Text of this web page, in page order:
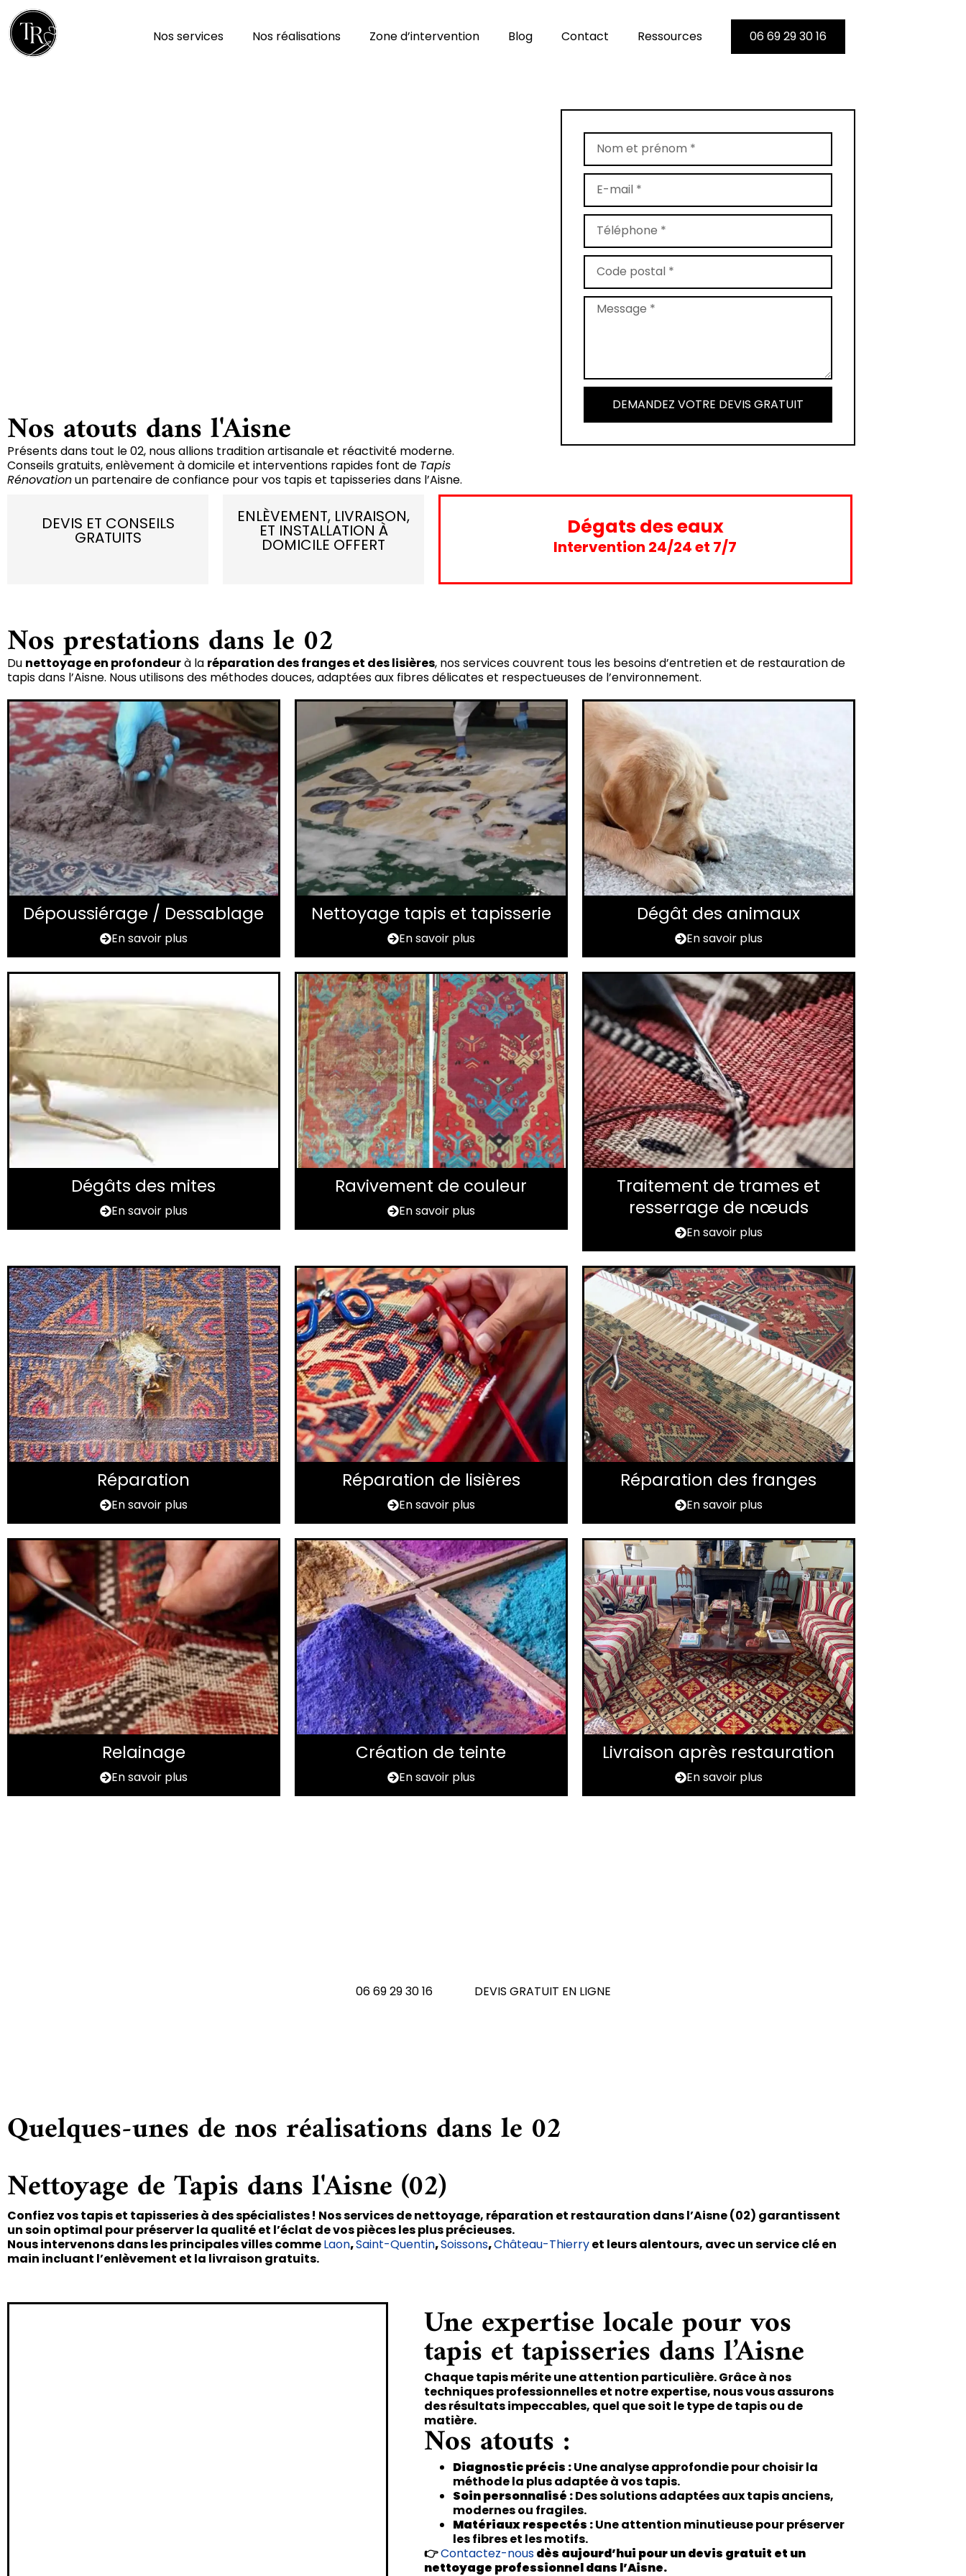
Nos services Nos réalisations Zone d’intervention Blog Contact Ressources 06 69 29 30 16
DEMANDEZ VOTRE DEVIS GRATUIT
Nos atouts dans l'Aisne
Présents dans tout le 02, nous allions tradition artisanale et réactivité moderne.
Conseils gratuits, enlèvement à domicile et interventions rapides font de Tapis
Rénovationun partenaire de confiance pour vos tapis et tapisseries dans l’Aisne.
DEVIS ET CONSEILS
GRATUITS
ENLÈVEMENT, LIVRAISON,
ET INSTALLATION À
DOMICILE OFFERT
Dégats des eaux
Intervention 24/24 et 7/7
Nos prestations dans le 02
Du nettoyage en profondeurà la réparation des franges et des lisières, nos services couvrent tous les besoins d’entretien et de restauration de
tapis dans l’Aisne. Nous utilisons des méthodes douces, adaptées aux fibres délicates et respectueuses de l’environnement.
Dépoussiérage / Dessablage
En savoir plus
Nettoyage tapis et tapisserie
En savoir plus
Dégât des animaux
En savoir plus
Dégâts des mites
En savoir plus
Ravivement de couleur
En savoir plus
Traitement de trames et
resserrage de nœuds
En savoir plus
Réparation
En savoir plus
Réparation de lisières
En savoir plus
Réparation des franges
En savoir plus
Relainage
En savoir plus
Création de teinte
En savoir plus
Livraison après restauration
En savoir plus
06 69 29 30 16 DEVIS GRATUIT EN LIGNE
Quelques-unes de nos réalisations dans le 02
Nettoyage de Tapis dans l'Aisne (02)
Confiez vos tapis et tapisseries à des spécialistes ! Nos services de nettoyage, réparation et restauration dans l’Aisne (02) garantissent
un soin optimal pour préserver la qualité et l’éclat de vos pièces les plus précieuses.
Nous intervenons dans les principales villes commeLaon,Saint-Quentin,Soissons,Château-Thierryet leurs alentours, avec un service clé en
main incluant l’enlèvement et la livraison gratuits.
Une expertise locale pour vos
tapis et tapisseries dans l’Aisne
Chaque tapis mérite une attention particulière. Grâce à nos
techniques professionnelles et notre expertise, nous vous assurons
des résultats impeccables, quel que soit le type de tapis ou de
matière.
Nos atouts :
Diagnostic précis :Une analyse approfondie pour choisir la
méthode la plus adaptée à vos tapis.
Soin personnalisé :Des solutions adaptées aux tapis anciens,
modernes ou fragiles.
Matériaux respectés :Une attention minutieuse pour préserver
les fibres et les motifs.
👉Contactez-nousdès aujourd’hui pour un devis gratuit et un
nettoyage professionnel dans l’Aisne.